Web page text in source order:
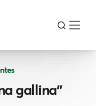
gallina"